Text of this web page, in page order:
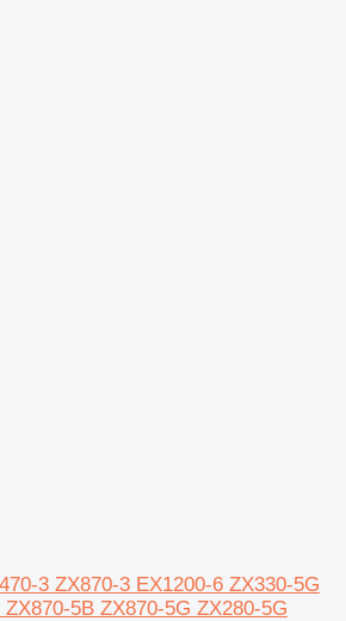
3 ZX870-3 EX1200-6 ZX330-5G
5B ZX870-5G ZX280-5G